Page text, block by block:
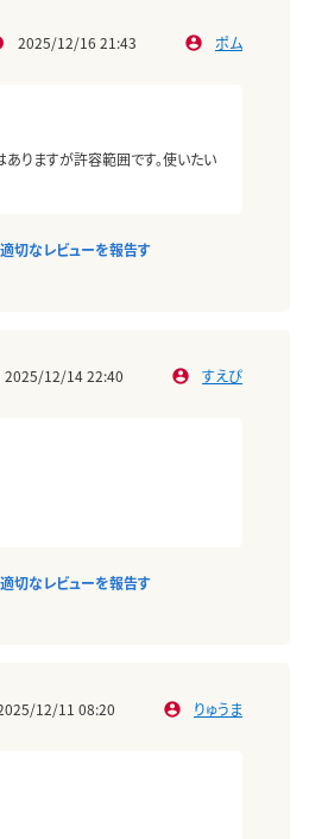
2025/12/16 21:43 ポム
りますが許容範囲です。使いたい
切なレビューを報告す
2025/12/14 22:40 すえぴ
切なレビューを報告す
12/11 08:20 りゅうま